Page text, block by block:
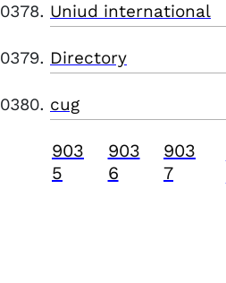
Uniud international
Directory
cug
903
5
903
6
903
7